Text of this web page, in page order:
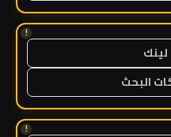
!
لينك
البحث
!